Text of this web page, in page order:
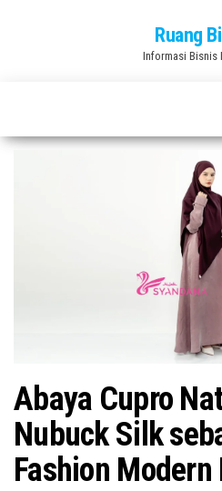
Ruang
Informasi Bisnis
Abaya Cupro
Nubuck Silk
Fashion